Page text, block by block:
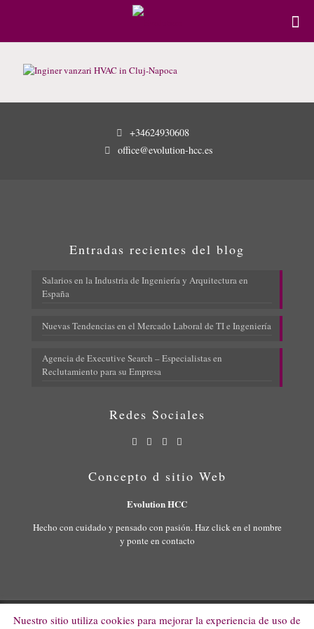
+34624930608
office@evolution-hcc.es
Entradas recientes del blog
Salarios en la Industria de Ingeniería y Arquitectura en
España
Nuevas Tendencias en el Mercado Laboral de TI e Ingeniería
Agencia de Executive Search – Especialistas en
Reclutamiento para su Empresa
Redes Sociales
Concepto d sitio Web
Evolution HCC
Hecho con cuidado y pensado con pasión. Haz click en el nombre
y ponte en contacto
Nuestro sitio utiliza cookies para mejorar la experiencia de uso de